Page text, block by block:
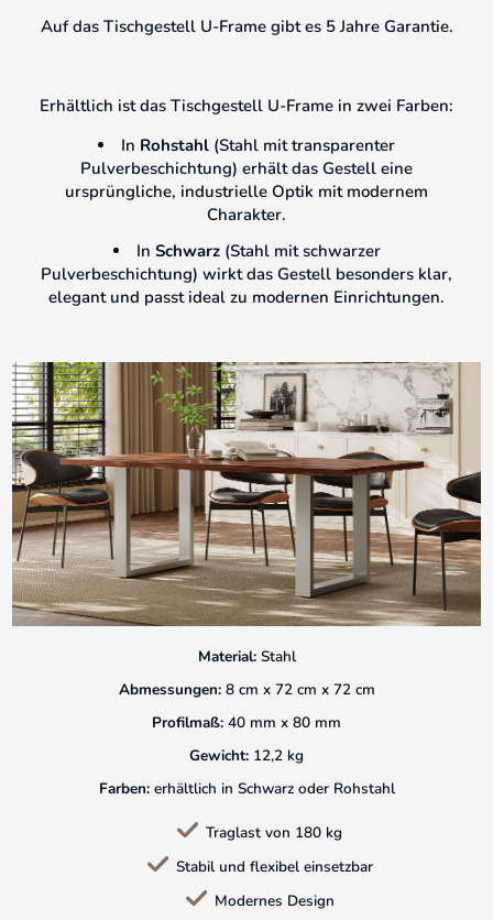
Auf das Tischgestell U-Frame gibt es 5 Jahre Garantie.
Erhältlich ist das Tischgestell U-Frame in zwei Farben:
In Rohstahl (Stahl mit transparenter
Pulverbeschichtung) erhält das Gestell eine
ursprüngliche, industrielle Optik mit modernem
Charakter.
In Schwarz(Stahl mit schwarzer
Pulverbeschichtung) wirkt das Gestell besonders klar,
elegant und passt ideal zu modernen Einrichtungen.
Traglast von 180 kg
Stabil und flexibel einsetzbar
Modernes Design
Material:Stahl
Abmessungen:8 cm x 72 cm x 72 cm
Profilmaß: 40 mm x 80 mm
Gewicht: 12,2 kg
Farben:erhältlich in Schwarz oder Rohstahl